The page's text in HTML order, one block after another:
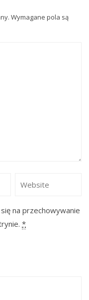
Wymagane pola są
na przechowywanie
*